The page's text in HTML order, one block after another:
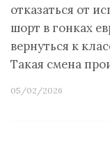
отказаться от
шорт в гонках
вернуться к
Такая смена
05/02/2026